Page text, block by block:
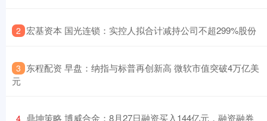
2 ​宏基资本 国光连锁：实控人拟合计减持公司不超299%股份
3 ​东程配资 早盘：纳指与标普再创新高 微软市值突破4万亿美
元
4 ​鼎坤策略 博威合金：8月27日融资买入144亿元，融资融券